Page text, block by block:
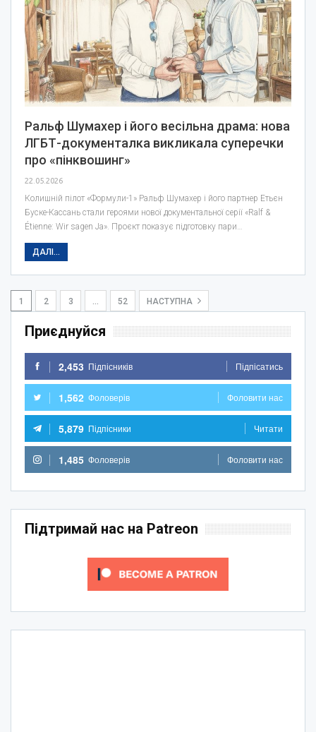
Ральф Шумахер і його весільна драма: нова
ЛГБТ-документалка викликала суперечки
про «пінквошинг»
22.05.2026
Колишній пілот «Формули-1» Ральф Шумахер і його партнер Етьєн
Буске-Кассань стали героями нової документальної серії «Ralf &
Étienne: Wir sagen Ja». Проєкт показує підготовку пари…
ДАЛІ...
1 2 3 52 НАСТУПНА
Приєднуйся
2,453 Підпісників Підпісатись
1,562 Фоловерів Фоловити нас
5,879 Підпісники Читати
1,485 Фоловерів Фоловити нас
Підтримай нас на Patreon